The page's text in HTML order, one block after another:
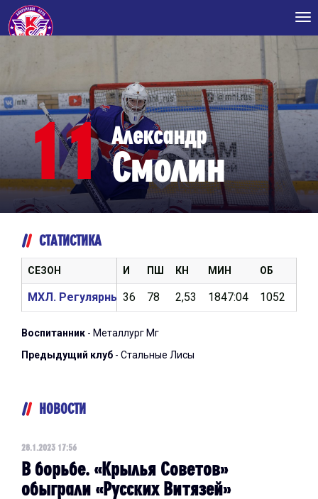
11 Александр
Смолин
СТАТИСТИКА
И ПШ КН МИН ОБ
36 78 2,53 1847:04 1052
СЕЗОН
МХЛ. Регулярный чемпионат 2022/2023
Воспитанник - Металлург Мг
Предыдущий клуб - Стальные Лисы
НОВОСТИ
28.1.2023 17:56
В борьбе. «Крылья Советов»
обыграли «Русских Витязей»